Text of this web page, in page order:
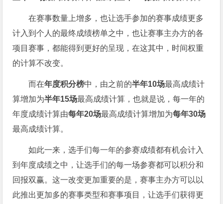
在赛事数量上增多，也让选手参加的赛事成绩更多
计入到个人的最终成绩榜单之中，也让赛事主办方的各
项目赛事，都能得到更好的呈现，在这其中，时间权重
的计算不改变。
而在年度积分榜中，由之前的半年10场最高成绩计
算增加为半年15场最高成绩计算，也就是说，每一年的
年度成绩计算由每年20场最高成绩计算增加为每年30场
最高成绩计算。
如此一来，选手们每一年的参赛成绩都有机会计入
到年度成绩之中，让选手们的每一场参赛都可以积分和
回报双赢。这一改变更加重要的是，赛事主办方可以以
此推出更加多的赛事类型和赛事项目，让选手们获得更